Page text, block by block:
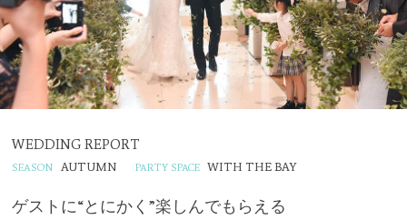
WEDDING REPORT
AUTUMN WITH THE BAY
ゲストに“とにかく”楽しんでもらえる